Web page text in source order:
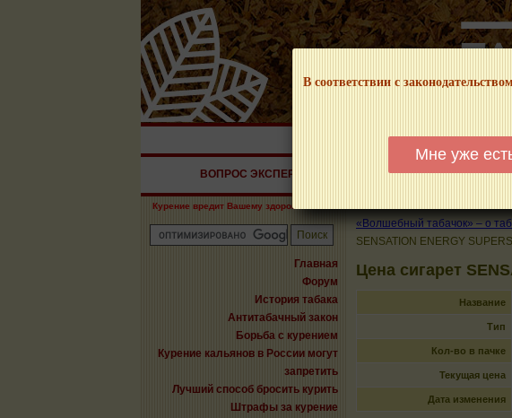
В соответствии с
Мне уже
НАШ ПОРТАЛ – ИНФОРМАЦИОННЫЙ!
ВОПРОС ЭКСПЕРТУ КАЛЬЯНЫ
Курение вредит Вашему здоровью!
Главная
Форум
История табака
Антитабачный закон
Борьба с курением
Курение кальянов в России могут
запретить
Лучший способ бросить курить
Штрафы за курение
«Волшебный табачок» – о
SENSATION ENERGY
Цена сигарет
Название
Тип
Кол-во в пачке
Текущая цена
Дата изменения